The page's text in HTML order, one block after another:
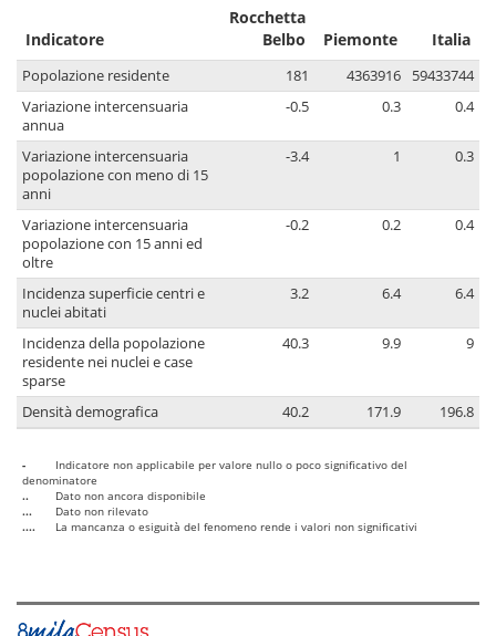
Indicatore
Rocchetta
Belbo
Piemonte Italia
Popolazione residente 181 4363916
59433744
Variazione intercensuaria
annua
-0.5 0.3 0.4
Variazione intercensuaria
popolazione con meno di 15
anni
-3.4 1 0.3
Variazione intercensuaria
popolazione con 15 anni ed
oltre
-0.2 0.2 0.4
Incidenza superficie centri e
nuclei abitati
3.2 6.4 6.4
Incidenza della popolazione
residente nei nuclei e case
sparse
40.3 9.9 9
Densità demografica 40.2 171.9 196.8
-
Indicatore non applicabile per valore nullo o poco significativo del
denominatore
..
Dato non ancora disponibile
...
Dato non rilevato
....
La mancanza o esiguità del fenomeno rende i valori non significativi